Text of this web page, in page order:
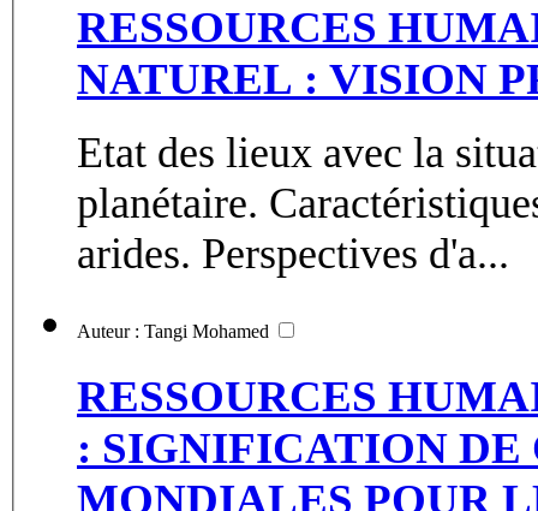
RESSOURCES
NATUREL : VISION
Etat des lieux avec la
planétaire.
arides. Perspectives d'a...
Auteur : Tangi Mohamed
RESSOURCES
: SIGNIFICATION DE
MONDIALES POUR